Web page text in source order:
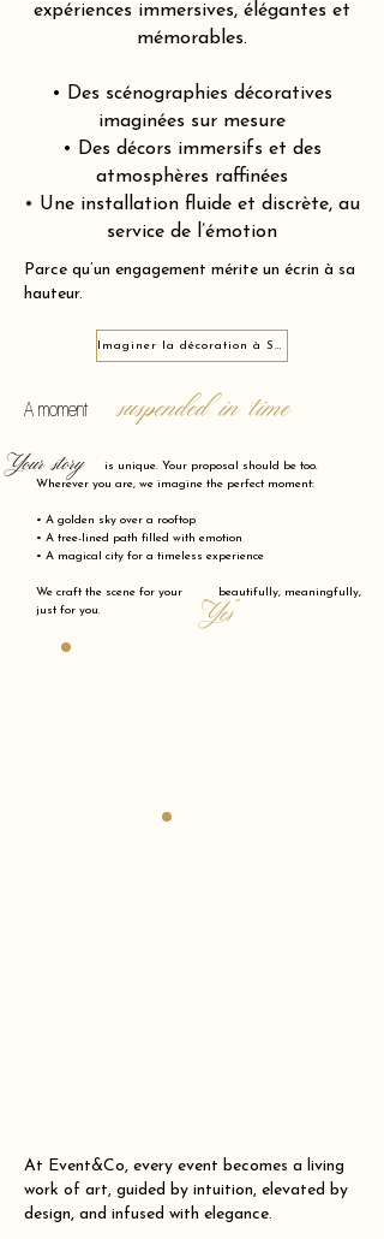
expériences immersives, élégantes et
mémorables.
• Des scénographies décoratives
imaginées sur mesure
• Des décors immersifs et des
atmosphères raffinées
• Une installation fluide et discrète, au
service de l’émotion
Parce qu’un engagement mérite un écrin à sa
hauteur.
Imaginer la décoration à Saint-Jean-de-Luz 64500
A moment suspended in time
is unique. Your proposal should be too.
Wherever you are, we imagine the perfect moment:
• A golden sky over a rooftop
• A tree-lined path filled with emotion
• A magical city for a timeless experience
We craft the scene for your beautifully, meaningfully,
just for you.
"Yes"
Your story
At Event&Co, every event becomes a living
work of art, guided by intuition, elevated by
design, and infused with elegance.